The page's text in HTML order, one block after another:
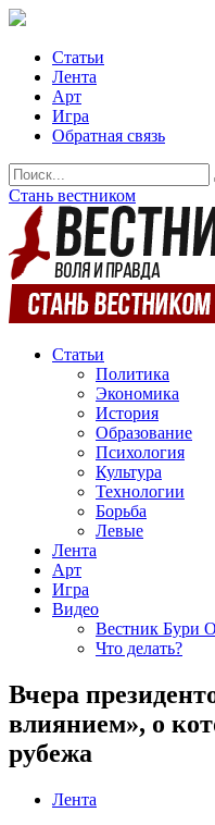
Статьи
Лента
Арт
Игра
Обратная связь
Стань вестником
Статьи
Политика
Экономика
История
Образование
Психология
Культура
Технологии
Борьба
Левые
Лента
Арт
Игра
Видео
Вестник Бури
Что делать?
Вчера
влиянием», о
рубежа
Лента